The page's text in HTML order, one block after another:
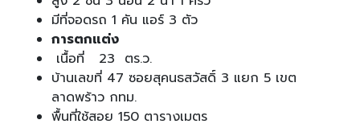
มีที่จอดรถ 1 คัน แอร์ 3 ตัว
การตกแต่ง
เนื้อที่ 23 ตร.ว.
บ้านเลขที่ 47 ซอยสุคนธสวัสดิ์ 3 แยก 5 เขต
ลาดพร้าว กทม.
พื้นที่ใช้สอย 150 ตารางเมตร